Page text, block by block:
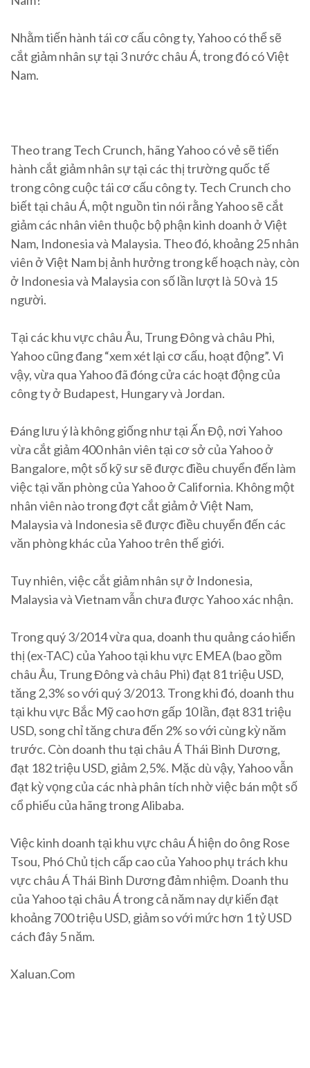
Nhằm tiến hành tái cơ cấu công ty, Yahoo có thể sẽ
cắt giảm nhân sự tại 3 nước châu Á, trong đó có Việt
Nam.
Theo trang Tech Crunch, hãng Yahoo có vẻ sẽ tiến
hành cắt giảm nhân sự tại các thị trường quốc tế
trong công cuộc tái cơ cấu công ty. Tech Crunch cho
biết tại châu Á, một nguồn tin nói rằng Yahoo sẽ cắt
giảm các nhân viên thuộc bộ phận kinh doanh ở Việt
Nam, Indonesia và Malaysia. Theo đó, khoảng 25 nhân
viên ở Việt Nam bị ảnh hưởng trong kế hoạch này, còn
ở Indonesia và Malaysia con số lần lượt là 50 và 15
người.
Tại các khu vực châu Âu, Trung Đông và châu Phi,
Yahoo cũng đang “xem xét lại cơ cấu, hoạt động”. Vì
vậy, vừa qua Yahoo đã đóng cửa các hoạt động của
công ty ở Budapest, Hungary và Jordan.
Đáng lưu ý là không giống như tại Ấn Độ, nơi Yahoo
vừa cắt giảm 400 nhân viên tại cơ sở của Yahoo ở
Bangalore, một số kỹ sư sẽ được điều chuyển đến làm
việc tại văn phòng của Yahoo ở California. Không một
nhân viên nào trong đợt cắt giảm ở Việt Nam,
Malaysia và Indonesia sẽ được điều chuyển đến các
văn phòng khác của Yahoo trên thế giới.
Tuy nhiên, việc cắt giảm nhân sự ở Indonesia,
Malaysia và Vietnam vẫn chưa được Yahoo xác nhận.
Trong quý 3/2014 vừa qua, doanh thu quảng cáo hiển
thị (ex-TAC) của Yahoo tại khu vực EMEA (bao gồm
châu Âu, Trung Đông và châu Phi) đạt 81 triệu USD,
tăng 2,3% so với quý 3/2013. Trong khi đó, doanh thu
tại khu vực Bắc Mỹ cao hơn gấp 10 lần, đạt 831 triệu
USD, song chỉ tăng chưa đến 2% so với cùng kỳ năm
trước. Còn doanh thu tại châu Á Thái Bình Dương,
đạt 182 triệu USD, giảm 2,5%. Mặc dù vậy, Yahoo vẫn
đạt kỳ vọng của các nhà phân tích nhờ việc bán một số
cổ phiếu của hãng trong Alibaba.
Việc kinh doanh tại khu vực châu Á hiện do ông Rose
Tsou, Phó Chủ tịch cấp cao của Yahoo phụ trách khu
vực châu Á Thái Bình Dương đảm nhiệm. Doanh thu
của Yahoo tại châu Á trong cả năm nay dự kiến đạt
khoảng 700 triệu USD, giảm so với mức hơn 1 tỷ USD
cách đây 5 năm.
Xaluan.Com